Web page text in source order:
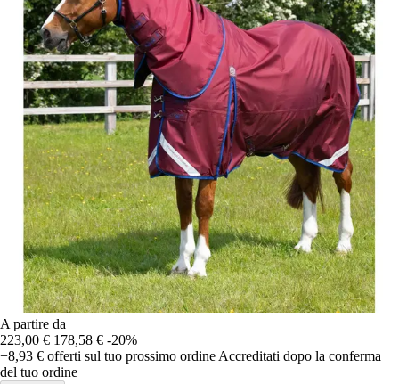
A partire da
223,00 € 178,58 € -20%
+8,93 € offerti sul tuo prossimo ordine Accreditati dopo la conferma
del tuo ordine